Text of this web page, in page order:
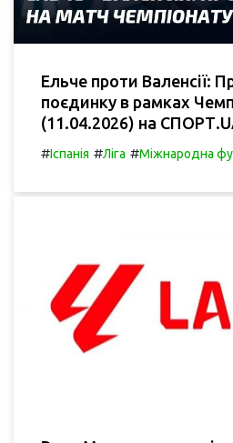
Ельче проти Валенсії:
поєдинку в рамках
(11.04.2026) на
#Іспанія #Ліга #Міжнародна